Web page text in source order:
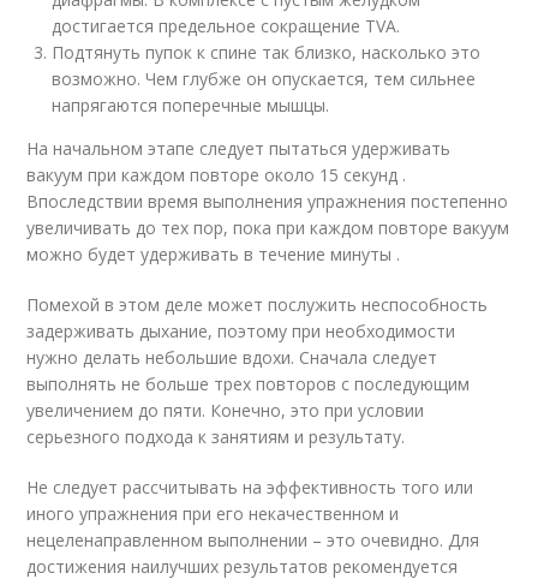
достигается предельное сокращение TVA.
Подтянуть пупок к спине так близко, насколько это
возможно. Чем глубже он опускается, тем сильнее
напрягаются поперечные мышцы.
На начальном этапе следует пытаться удерживать
вакуум при каждом повторе около 15 секунд .
Впоследствии время выполнения упражнения постепенно
увеличивать до тех пор, пока при каждом повторе вакуум
можно будет удерживать в течение минуты .
Помехой в этом деле может послужить неспособность
задерживать дыхание, поэтому при необходимости
нужно делать небольшие вдохи. Сначала следует
выполнять не больше трех повторов с последующим
увеличением до пяти. Конечно, это при условии
серьезного подхода к занятиям и результату.
Не следует рассчитывать на эффективность того или
иного упражнения при его некачественном и
нецеленаправленном выполнении – это очевидно. Для
достижения наилучших результатов рекомендуется